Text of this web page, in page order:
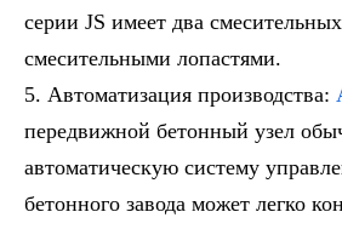
серии JS имеет два
смесительными лопастями.
Автоматизация производства:
передвижной бетонный узел
автоматическую систему
бетонного завода может легко